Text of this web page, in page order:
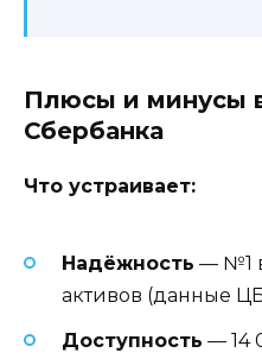
Плюсы и минусы
Сбербанка
Что устраивает:
Надёжность — №1
активов (данные ЦБ
Доступность — 14